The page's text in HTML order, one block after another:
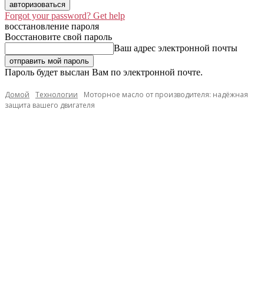
Forgot your password? Get help
восстановление пароля
Восстановите свой пароль
Ваш адрес электронной почты
Пароль будет выслан Вам по электронной почте.
Домой Технологии
Моторное масло от производителя: надёжная
защита вашего двигателя